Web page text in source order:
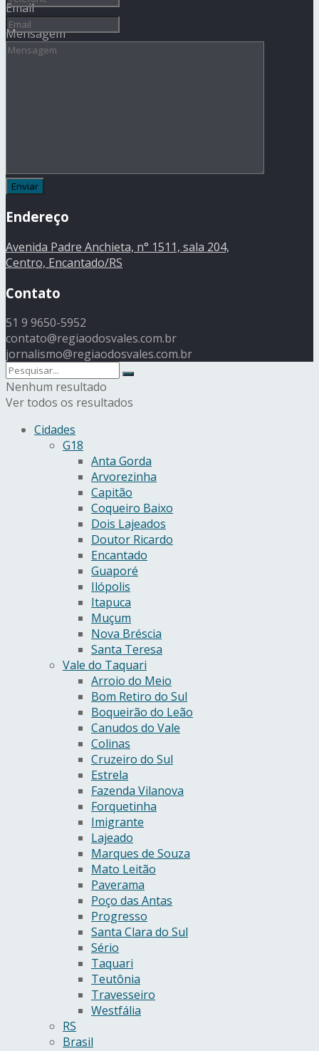
Email
Mensagem
Endereço
Avenida Padre Anchieta, n° 1511, sala 204,
Centro, Encantado/RS
Contato
51 9 9650-5952
contato@regiaodosvales.com.br
jornalismo@regiaodosvales.com.br
Nenhum resultado
Ver todos os resultados
Cidades
G18
Anta Gorda
Arvorezinha
Capitão
Coqueiro Baixo
Dois Lajeados
Doutor Ricardo
Encantado
Guaporé
Ilópolis
Itapuca
Muçum
Nova Bréscia
Santa Teresa
Vale do Taquari
Arroio do Meio
Bom Retiro do Sul
Boqueirão do Leão
Canudos do Vale
Colinas
Cruzeiro do Sul
Estrela
Fazenda Vilanova
Forquetinha
Imigrante
Lajeado
Marques de Souza
Mato Leitão
Paverama
Poço das Antas
Progresso
Santa Clara do Sul
Sério
Taquari
Teutônia
Travesseiro
Westfália
RS
Brasil